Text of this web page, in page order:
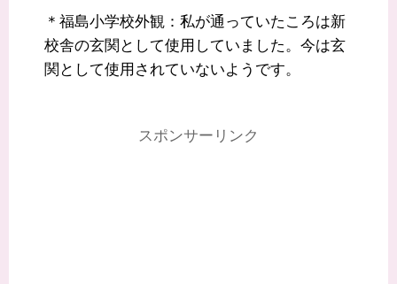
＊福島小学校外観：私が通っていたころは新
校舎の玄関として使用していました。今は玄
関として使用されていないようです。
スポンサーリンク